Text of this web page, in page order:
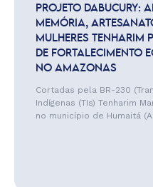
PROJETO DABUCURY:
MEMÓRIA,
MULHERES TENHARIM
DE FORTALECIMENTO
NO AMAZONAS
Cortadas pela BR-230
Indígenas (TIs) Tenharim
no município de Humaitá